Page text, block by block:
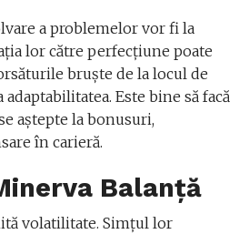
a problemelor vor fi la
lor către perfecțiune poate
bruște de la locul de
Este bine să facă
aștepte la bonusuri,
în carieră.
Balanță
volatilitate. Simțul lor